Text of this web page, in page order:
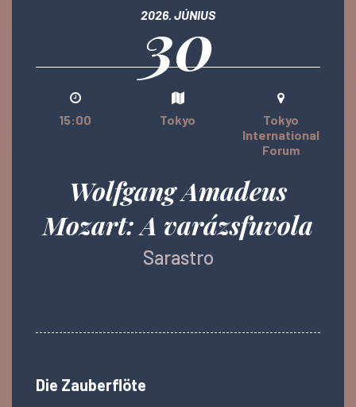
2026. JÚNIUS
30
15:00 Tokyo
Tokyo
International
Forum
Wolfgang Amadeus
Mozart: A varázsfuvola
Sarastro
Die Zauberflöte